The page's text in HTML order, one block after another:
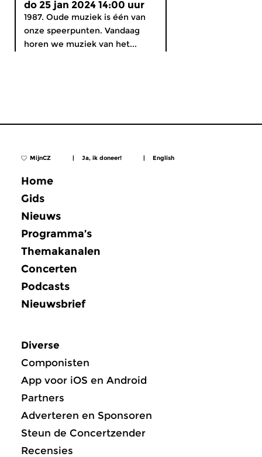
do 25 jan 2024 14:00 uur
1987. Oude muziek is één van
onze speerpunten. Vandaag
horen we muziek van het...
MijnCZ | Ja, ik doneer! | English
Home
Gids
Nieuws
Programma’s
Themakanalen
Concerten
Podcasts
Nieuwsbrief
Diverse
Componisten
App voor iOS en Android
Partners
Adverteren en Sponsoren
Steun de Concertzender
Recensies